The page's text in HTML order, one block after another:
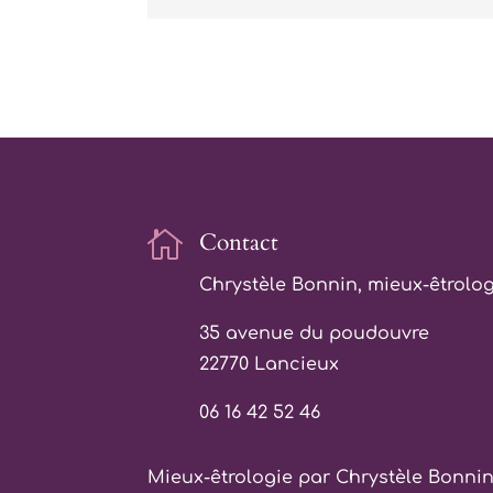
 Contact
Chrystèle Bonnin, mieux-
35 avenue du poudouvre
22770 Lancieux
06 16 42 52 46
Mieux-êtrologie par Chrystèle